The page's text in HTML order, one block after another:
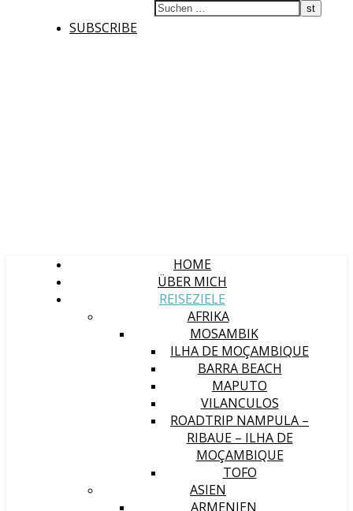
SUBSCRIBE
HOME
ÜBER MICH
REISEZIELE
AFRIKA
MOSAMBIK
ILHA DE MOÇAMBIQUE
BARRA BEACH
MAPUTO
VILANCULOS
ROADTRIP NAMPULA –
RIBAUE – ILHA DE
MOÇAMBIQUE
TOFO
ASIEN
ARMENIEN